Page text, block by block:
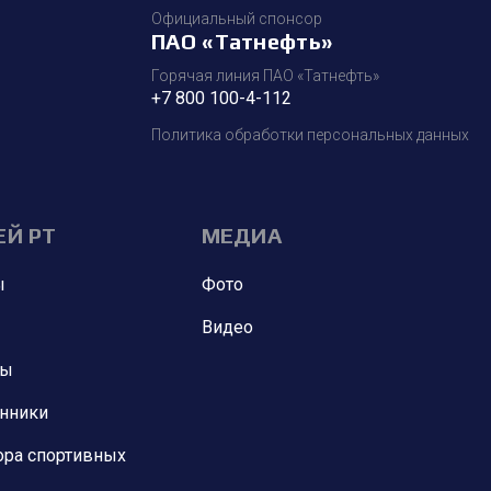
Официальный спонсор
ПАО «Татнефть»
Горячая линия ПАО «Татнефть»
+7 800 100-4-112
Политика обработки персональных данных
РТ
спортивных
МЕДИА
Фото
Видео